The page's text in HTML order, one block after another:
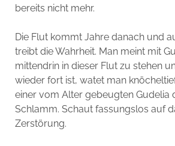
bereits nicht mehr.
Die Flut kommt Jahre danach und
treibt die Wahrheit. Man meint mit
mittendrin in dieser Flut zu stehen
wieder fort ist, watet man
einer vom Alter gebeugten Gudelia
Schlamm. Schaut fassungslos auf
Zerstörung.